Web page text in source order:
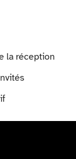
la réception